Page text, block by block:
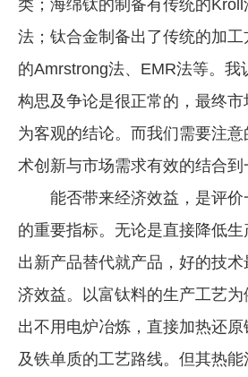
类；海绵钛的制备有传统的
法；钛合金制备出了传统的加
的Amrstrong法、EMR法等。我
构思及争论是很正常的，最终
为客观的结论。而我们需要注
术创新与市场需求有效的结合到
能否带来经济效益，是评价
的重要指标。无论是直接降低生
出新产品替代就产品，好的技
济效益。以富钛料的生产工艺
出不用电炉冶炼，直接加热还
及铁单质的工艺路线。但其热